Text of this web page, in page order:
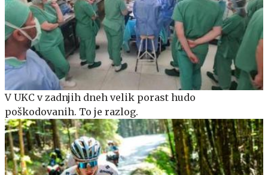
V UKC v zadnjih dneh velik porast hudo
poškodovanih. To je razlog.